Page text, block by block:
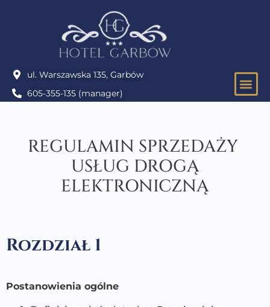
ul. Warszawska 135, Garbów
605-355-135 (manager)
REGULAMIN SPRZEDAŻY
USŁUG DROGĄ
ELEKTRONICZNĄ
Rozdział 1
Postanowienia ogólne